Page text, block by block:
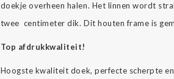
doekje overheen halen. Het linnen wordt
twee centimeter dik. Dit houten frame is
Top afdrukkwaliteit!
Hoogste kwaliteit doek, perfecte scherpte